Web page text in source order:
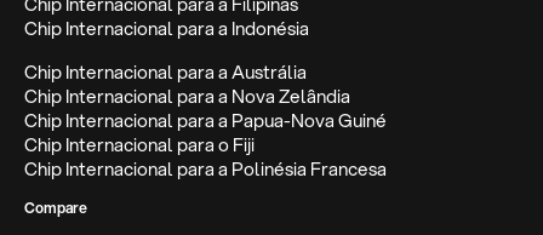
Chip Internacional para a Indonésia
Chip Internacional para a Austrália
Chip Internacional para a Nova Zelândia
Chip Internacional para a Papua-Nova Guiné
Chip Internacional para o Fiji
Chip Internacional para a Polinésia Francesa
Compare